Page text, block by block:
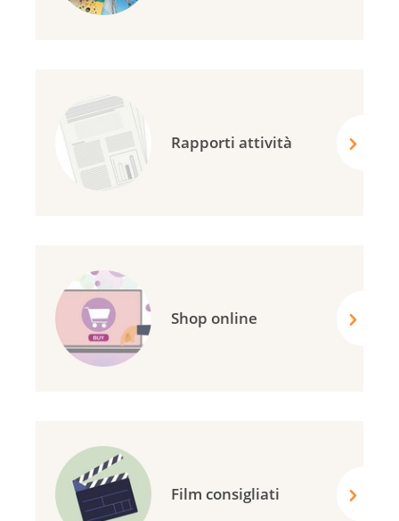
Rapporti attività
Shop online
Film consigliati